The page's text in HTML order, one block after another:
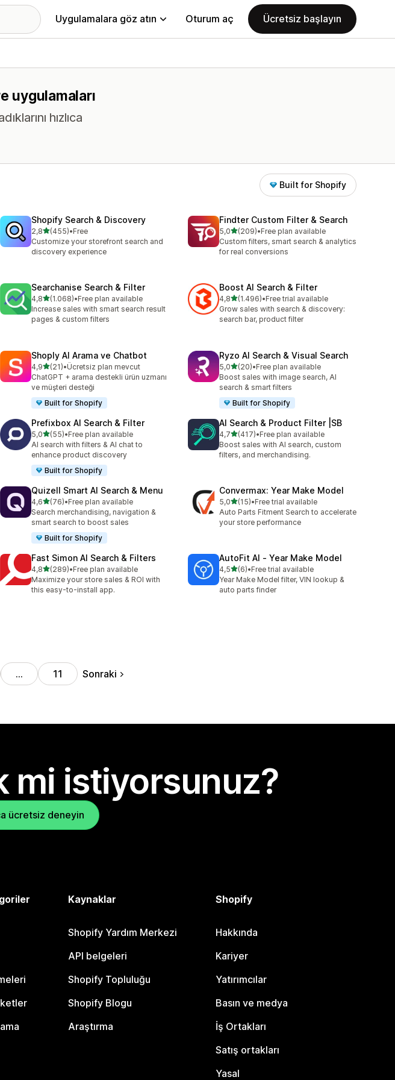
Uygulamalara göz atın Oturum aç Ücretsiz başlayın
uygulamaları
hızlıca
Built for Shopify
Shopify Search & Discovery
2,85 yıldız üzerinden
(455)
toplam 455 değerlendirme
•Free
Customize your storefront search and
discovery experience
Findter Custom Filter & Search
5,05 yıldız üzerinden
(209)
toplam 209 değerlendirme
•Free plan available
Custom filters, smart search & analytics
for real conversions
Searchanise Search & Filter
4,85 yıldız üzerinden
(1.068)
toplam 1068 değerlendirme
•Free plan available
Increase sales with smart search result
pages & custom filters
Boost AI Search & Filter
4,85 yıldız üzerinden
(1.496)
toplam 1496 değerlendirme
•Free trial available
Grow sales with search & discovery:
search bar, product filter
Shoply AI Arama ve Chatbot
4,95 yıldız üzerinden
(21)
toplam 21 değerlendirme
•Ücretsiz plan mevcut
ChatGPT + arama destekli ürün uzmanı
ve müşteri desteği
Built for Shopify
Ryzo AI Search & Visual Search
5,05 yıldız üzerinden
(20)
toplam 20 değerlendirme
•Free plan available
Boost sales with image search, AI
search & smart filters
Built for Shopify
Prefixbox AI Search & Filter
5,05 yıldız üzerinden
(55)
toplam 55 değerlendirme
•Free plan available
AI search with filters & AI chat to
enhance product discovery
Built for Shopify
AI Search & Product Filter |SB
4,75 yıldız üzerinden
(417)
toplam 417 değerlendirme
•Free plan available
Boost sales with AI search, custom
filters, and merchandising.
Quizell Smart AI Search & Menu
4,65 yıldız üzerinden
(76)
toplam 76 değerlendirme
•Free plan available
Search merchandising, navigation &
smart search to boost sales
Built for Shopify
Convermax: Year Make Model
5,05 yıldız üzerinden
(15)
toplam 15 değerlendirme
•Free trial available
Auto Parts Fitment Search to accelerate
your store performance
Fast Simon AI Search & Filters
4,85 yıldız üzerinden
(289)
toplam 289 değerlendirme
•Free plan available
Maximize your store sales & ROI with
this easy-to-install app.
AutoFit AI ‑ Year Make Model
4,55 yıldız üzerinden
(6)
toplam 6 değerlendirme
•Free trial available
Year Make Model filter, VIN lookup &
auto parts finder
… 11 Sonraki
mi istiyorsunuz?
ücretsiz deneyin
Kaynaklar
Shopify Yardım Merkezi
API belgeleri
Shopify Topluluğu
Shopify Blogu
Araştırma
Shopify
Hakkında
Kariyer
Yatırımcılar
Basın ve medya
İş Ortakları
Satış ortakları
Yasal